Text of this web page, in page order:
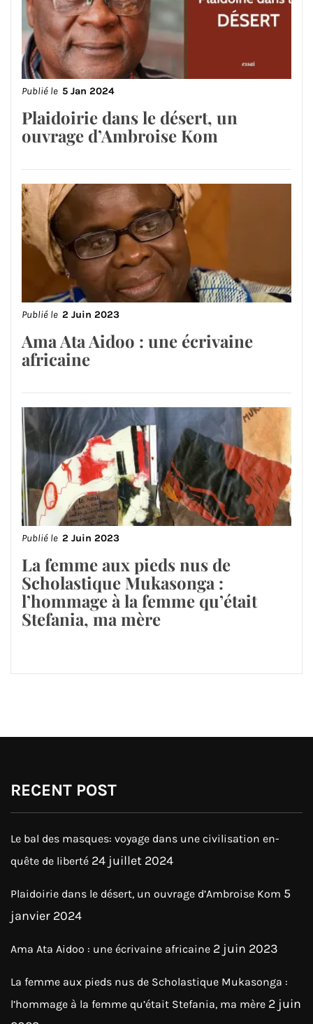
Publié le 5 Jan 2024
Plaidoirie dans le désert, un
ouvrage d’Ambroise Kom
Publié le 2 Juin 2023
Ama Ata Aidoo : une écrivaine
africaine
Publié le 2 Juin 2023
La femme aux pieds nus de
Scholastique Mukasonga :
l’hommage à la femme qu’était
Stefania, ma mère
RECENT POST
Le bal des masques: voyage dans une civilisation en-
quête de liberté 24 juillet 2024
Plaidoirie dans le désert, un ouvrage d’Ambroise Kom 5
janvier 2024
Ama Ata Aidoo : une écrivaine africaine 2 juin 2023
La femme aux pieds nus de Scholastique Mukasonga :
l’hommage à la femme qu’était Stefania, ma mère 2 juin